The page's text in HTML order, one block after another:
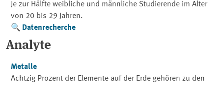
Je zur Hälfte weibliche und männliche Studierende im Alter
von 20 bis 29 Jahren.
Datenrecherche
Analyte
Metalle
Achtzig Prozent der Elemente auf der Erde gehören zu den